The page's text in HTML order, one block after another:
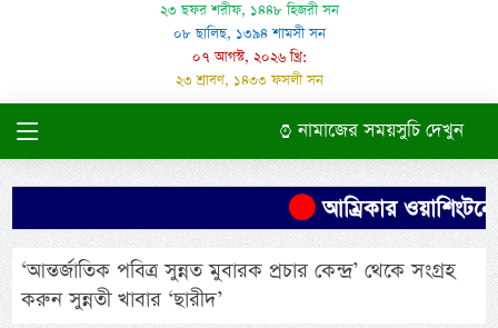
২৩ ছফর শরীফ, ১৪৪৮ হিজরী সন
০৮ ছালিছ, ১৩৯৪ শামসী সন
০৭ আগস্ট, ২০২৬ খ্রি:
২৩ শ্রাবণ, ১৪৩৩ ফসলী সন
নামাজের সময়সুচি দেখুন
আম্রিকার
‘আন্তর্জাতিক পবিত্র সুন্নত মুবারক প্রচার কেন্দ্র’ থেকে সংগ্রহ
করুন সুন্নতী খাবার ‘ছারীদ’